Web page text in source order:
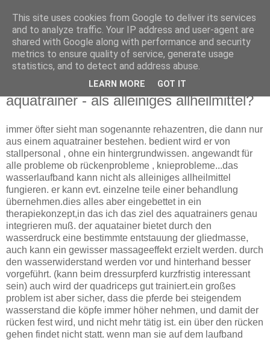
Tanja Dietrich
Physiotherapeutin für Pferde (FN)
Freitag, 13. Oktober 2006
aquatrainer - als alleiniges allheilmittel?
immer öfter sieht man sogenannte rehazentren, die dann nur
aus einem aquatrainer bestehen. bedient wird er von
stallpersonal , ohne ein hintergrundwissen. angewandt für
alle probleme ob rückenprobleme , knieprobleme...das
wasserlaufband kann nicht als alleiniges allheilmittel
fungieren. er kann evt. einzelne teile einer behandlung
übernehmen.dies alles aber eingebettet in ein
therapiekonzept,in das ich das ziel des aquatrainers genau
integrieren muß. der aquatainer bietet durch den
wasserdruck eine bestimmte entstauung der gliedmasse,
auch kann ein gewisser massageeffekt erzielt werden. durch
den wasserwiderstand werden vor und hinterhand besser
vorgeführt. (kann beim dressurpferd kurzfristig interessant
sein) auch wird der quadriceps gut trainiert.ein großes
problem ist aber sicher, dass die pferde bei steigendem
wasserstand die köpfe immer höher nehmen, und damit der
rücken fest wird, und nicht mehr tätig ist. ein über den rücken
gehen findet nicht statt. wenn man sie auf dem laufband
This site uses cookies from Google to deliver its services
and to analyze traffic. Your IP address and user-agent are
shared with Google along with performance and security
metrics to ensure quality of service, generate usage
statistics, and to detect and address abuse.
LEARN MORE GOT IT